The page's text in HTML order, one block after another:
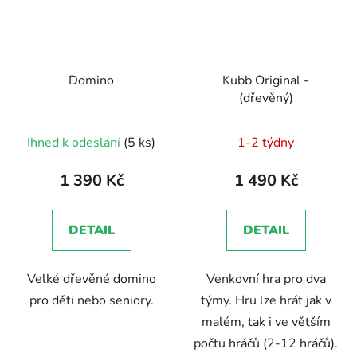
Domino
hodnocení
produktu
5,0
z
hvězdiček.
Ihned k odeslání (5 ks)
1 390 Kč
DETAIL
Velké dřevěné domino
pro děti nebo seniory.
Kubb Original -
(dřevěný)
hodnocení
produktu
5,0
z
hvězdiček.
1-2 týdny
1 490 Kč
DETAIL
Venkovní hra pro dva
týmy. Hru lze hrát jak v
malém, tak i ve větším
počtu hráčů (2-12 hráčů).